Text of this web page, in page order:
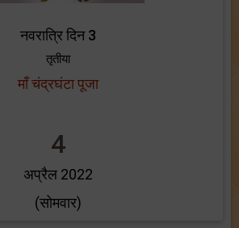
नवरात्रि दिन 3
तृतीया
माँ चंद्रघंटा पूजा
4
अप्रैल 2022
(सोमवार)